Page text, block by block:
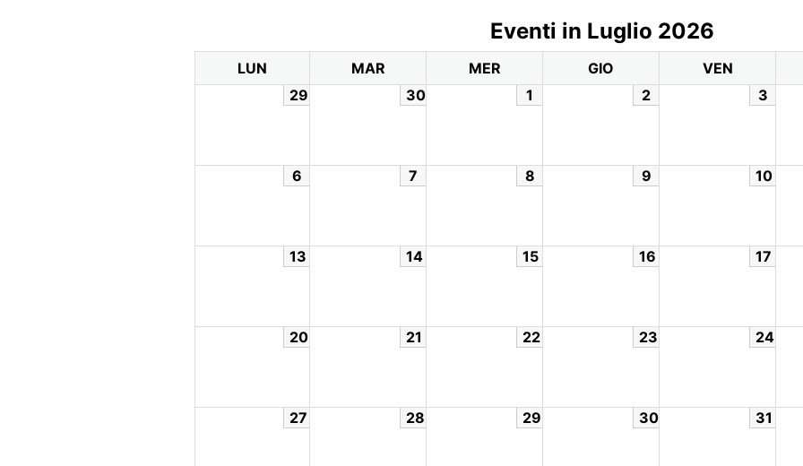
Eventi in Luglio 2026
LUN MAR MER GIO
VEN
29
30 1 2 3
6 7 8 9 10
13 14 15 16 17
20 21 22 23 24
27 28 29 30 31